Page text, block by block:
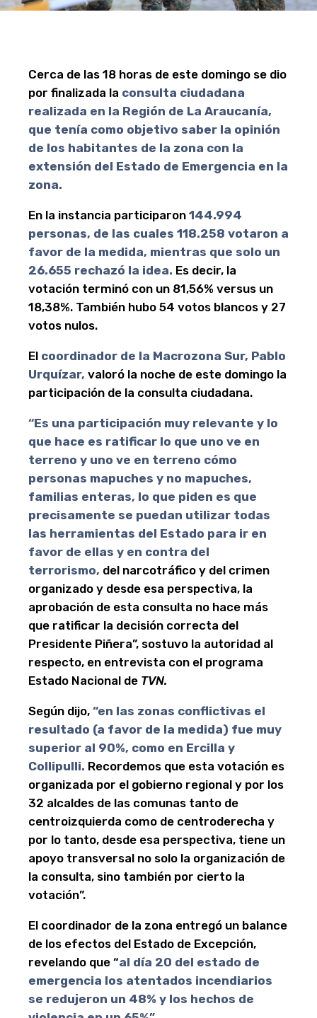
Cerca de las 18 horas de este domingo se dio
por finalizada la consulta ciudadana
realizada en la Región de La Araucanía,
que tenía como objetivo saber la opinión
de los habitantes de la zona con la
extensión del Estado de Emergencia en la
zona.
En la instancia participaron 144.994
personas, de las cuales 118.258 votaron a
favor de la medida, mientras que solo un
26.655 rechazó la idea. Es decir, la
votación terminó con un 81,56% versus un
18,38%. También hubo 54 votos blancos y 27
votos nulos.
El coordinador de la Macrozona Sur, Pablo
Urquízar, valoró la noche de este domingo la
participación de la consulta ciudadana.
“Es una participación muy relevante y lo
que hace es ratificar lo que uno ve en
terreno y uno ve en terreno cómo
personas mapuches y no mapuches,
familias enteras, lo que piden es que
precisamente se puedan utilizar todas
las herramientas del Estado para ir en
favor de ellas y en contra del
terrorismo, del narcotráfico y del crimen
organizado y desde esa perspectiva, la
aprobación de esta consulta no hace más
que ratificar la decisión correcta del
Presidente Piñera”, sostuvo la autoridad al
respecto, en entrevista con el programa
Estado Nacional de TVN.
Según dijo, “en las zonas conflictivas el
resultado (a favor de la medida) fue muy
superior al 90%, como en Ercilla y
Collipulli. Recordemos que esta votación es
organizada por el gobierno regional y por los
32 alcaldes de las comunas tanto de
centroizquierda como de centroderecha y
por lo tanto, desde esa perspectiva, tiene un
apoyo transversal no solo la organización de
la consulta, sino también por cierto la
votación”.
El coordinador de la zona entregó un balance
de los efectos del Estado de Excepción,
revelando que “al día 20 del estado de
emergencia los atentados incendiarios
se redujeron un 48% y los hechos de